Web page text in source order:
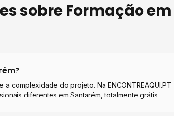
sobreFormaçãoem
?
complexidade do projeto. Na ENCONTREAQUI.PT
diferentes em Santarém , totalmente grátis.